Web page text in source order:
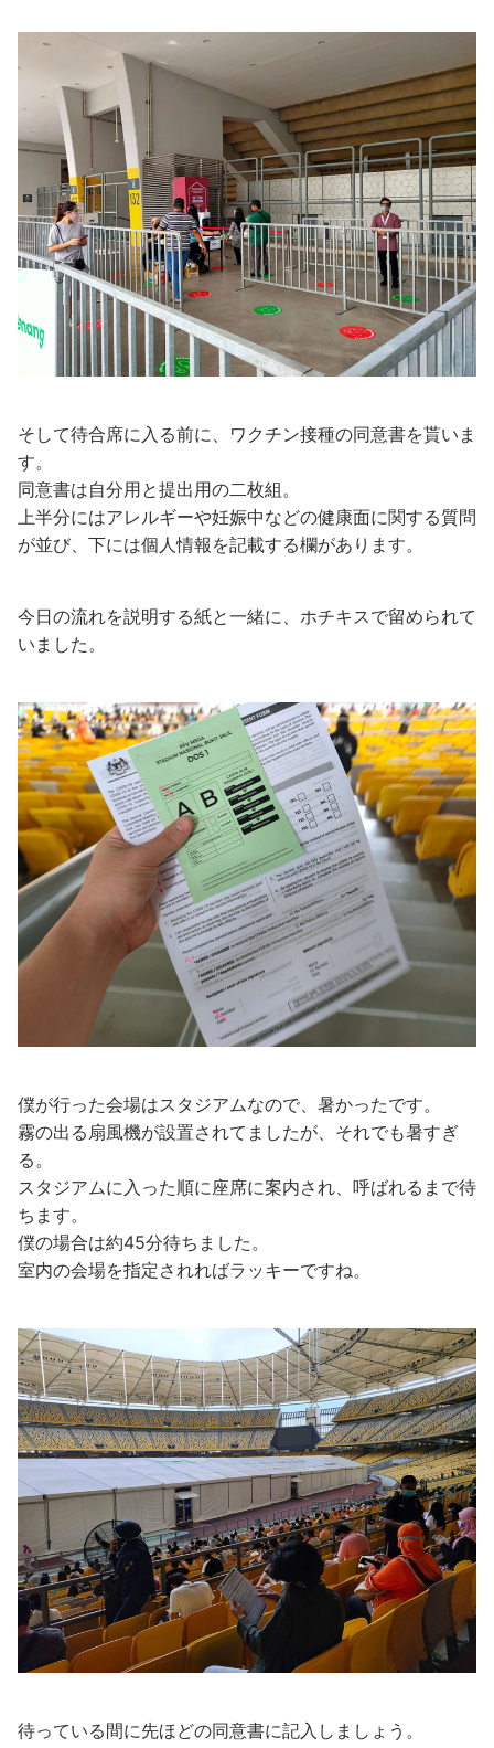
そして待合席に入る前に、ワクチン接種の同意書を貰いま
す。
同意書は自分用と提出用の二枚組。
上半分にはアレルギーや妊娠中などの健康面に関する質問
が並び、下には個人情報を記載する欄があります。
今日の流れを説明する紙と一緒に、ホチキスで留められて
いました。
僕が行った会場はスタジアムなので、暑かったです。
霧の出る扇風機が設置されてましたが、それでも暑すぎ
る。
スタジアムに入った順に座席に案内され、呼ばれるまで待
ちます。
僕の場合は約45分待ちました。
室内の会場を指定されればラッキーですね。
待っている間に先ほどの同意書に記入しましょう。